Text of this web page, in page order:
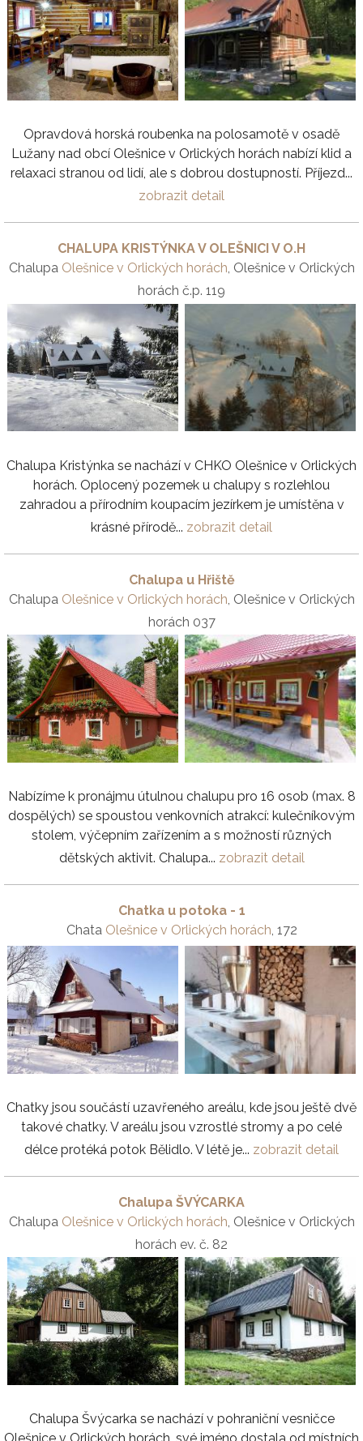
Opravdová horská roubenka na polosamotě v osadě
Lužany nad obcí Olešnice v Orlických horách nabízí klid a
relaxaci stranou od lidí, ale s dobrou dostupností. Příjezd...
zobrazit detail
CHALUPA KRISTÝNKA V OLEŠNICI V O.H
Chalupa Olešnice v Orlických horách, Olešnice v Orlických
horách č.p. 119
Chalupa Kristýnka se nachází v CHKO Olešnice v Orlických
horách. Oplocený pozemek u chalupy s rozlehlou
zahradou a přírodním koupacím jezírkem je umístěna v
krásné přírodě... zobrazit detail
Chalupa u Hřiště
Chalupa Olešnice v Orlických horách , Olešnice v Orlických
horách 037
Nabízíme k pronájmu útulnou chalupu pro 16 osob (max. 8
dospělých) se spoustou venkovních atrakcí: kulečníkovým
stolem, výčepním zařízením a s možností různých
dětských aktivit. Chalupa... zobrazit detail
Chatka u potoka - 1
Chata Olešnice v Orlických horách , 172
Chatky jsou součástí uzavřeného areálu, kde jsou ještě dvě
takové chatky. V areálu jsou vzrostlé stromy a po celé
délce protéká potok Bělidlo. V létě je... zobrazit detail
Chalupa ŠVÝCARKA
Chalupa Olešnice v Orlických horách, Olešnice v Orlických
horách ev. č. 82
Chalupa Švýcarka se nachází v pohraniční vesničce